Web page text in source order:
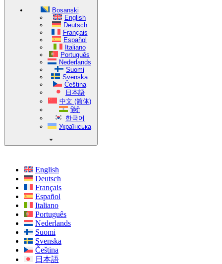
Bosanski
English
Deutsch
Français
Español
Italiano
Português
Nederlands
Suomi
Svenska
Čeština
日本語
中文 (简体)
हिंदी
한국어
Українська
English
Deutsch
Français
Español
Italiano
Português
Nederlands
Suomi
Svenska
Čeština
日本語